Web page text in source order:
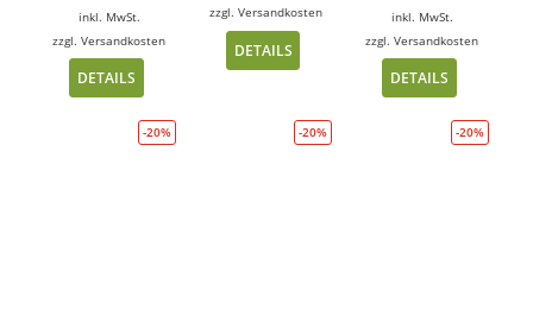
inkl. MwSt.
zzgl.Versandkosten
DETAILS
zzgl. Versandkosten
DETAILS
inkl. MwSt.
zzgl.Versandkosten
DETAILS
-20% -20% -20%